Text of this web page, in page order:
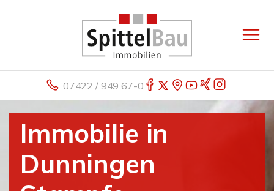
07422 / 949 67-0
Immobilie in
Dunningen